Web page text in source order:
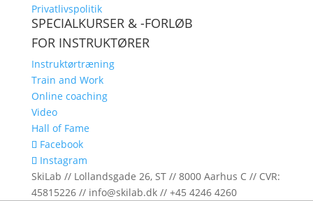
Privatlivspolitik
SPECIALKURSER & -FORLØB
FOR INSTRUKTØRER
Instruktørtræning
Train and Work
Online coaching
Video
Hall of Fame
Facebook
Instagram
SkiLab // Lollandsgade 26, ST // 8000 Aarhus C // CVR:
45815226 // info@skilab.dk // +45 4246 4260